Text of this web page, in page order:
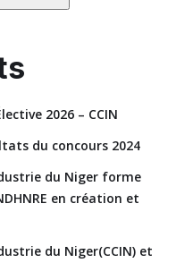
2026 – CCIN
du concours 2024
du Niger forme
en création et
du Niger(CCIN) et